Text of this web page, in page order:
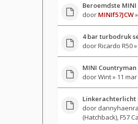
Beroemdste
door MINIf57JCW
4 bar turbodruk
doorRicardo R50»
MINI
doorWint» 11 mar
Linkerachterlicht
door
(Hatchback), F57